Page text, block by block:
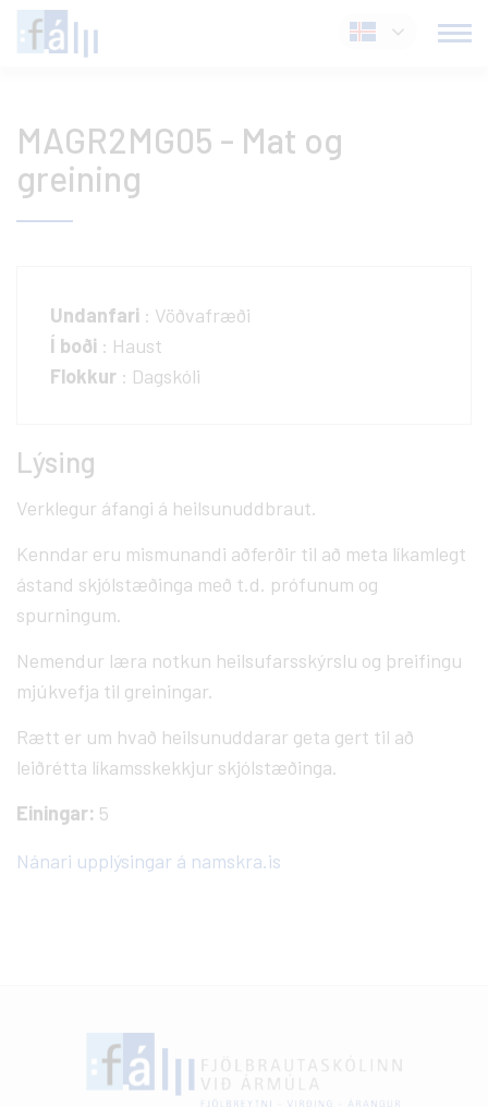
Fara
í
Íslenska
MAGR2MG05 - Mat og
greining
Undanfari : Vöðvafræði
Í boði : Haust
Flokkur : Dagskóli
Lýsing
Verklegur áfangi á heilsunuddbraut.
Kenndar eru mismunandi aðferðir til að meta líkamlegt
ástand skjólstæðinga með t.d. prófunum og
spurningum.
Nemendur læra notkun heilsufarsskýrslu og þreifingu
mjúkvefja til greiningar.
Rætt er um hvað heilsunuddarar geta gert til að
leiðrétta líkamsskekkjur skjólstæðinga.
Einingar: 5
Nánari upplýsingar á namskra.is